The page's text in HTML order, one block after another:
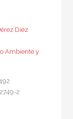
Díez
Ambiente y
2